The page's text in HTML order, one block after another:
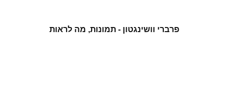
פרברי וושינגטון - תמונות, מה לראות